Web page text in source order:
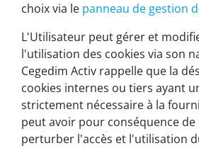
choix via le panneau de gestion
L'Utilisateur peut gérer et
l'utilisation des cookies via son
Cegedim Activ rappelle que la
cookies internes ou tiers ayant
strictement nécessaire à la
peut avoir pour conséquence
perturber l'accès et l'utilisation